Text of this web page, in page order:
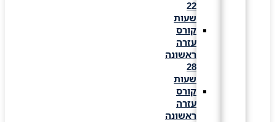
שעות
קורס
עזרה
ראשונה
שעות
קורס
עזרה
ראשונה